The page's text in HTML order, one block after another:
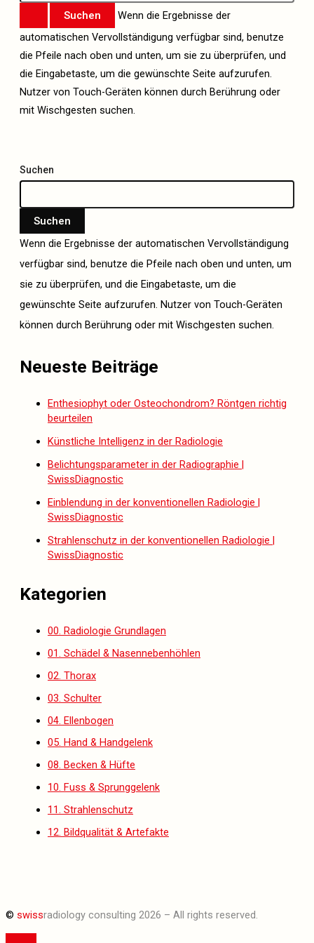
Wenn die Ergebnisse der
automatischen Vervollständigung verfügbar sind, benutze
die Pfeile nach oben und unten, um sie zu überprüfen, und
die Eingabetaste, um die gewünschte Seite aufzurufen.
Nutzer von Touch-Geräten können durch Berührung oder
mit Wischgesten suchen.
Suchen
Suchen
Wenn die Ergebnisse der automatischen Vervollständigung
verfügbar sind, benutze die Pfeile nach oben und unten, um
sie zu überprüfen, und die Eingabetaste, um die
gewünschte Seite aufzurufen. Nutzer von Touch-Geräten
können durch Berührung oder mit Wischgesten suchen.
Neueste Beiträge
Enthesiophyt oder Osteochondrom? Röntgen richtig
beurteilen
Künstliche Intelligenz in der Radiologie
Belichtungsparameter in der Radiographie |
SwissDiagnostic
Einblendung in der konventionellen Radiologie |
SwissDiagnostic
Strahlenschutz in der konventionellen Radiologie |
SwissDiagnostic
Kategorien
00. Radiologie Grundlagen
01. Schädel & Nasennebenhöhlen
02. Thorax
03. Schulter
04. Ellenbogen
05. Hand & Handgelenk
08. Becken & Hüfte
10. Fuss & Sprunggelenk
11. Strahlenschutz
12. Bildqualität & Artefakte
© swissradiology consulting 2026 – All rights reserved.